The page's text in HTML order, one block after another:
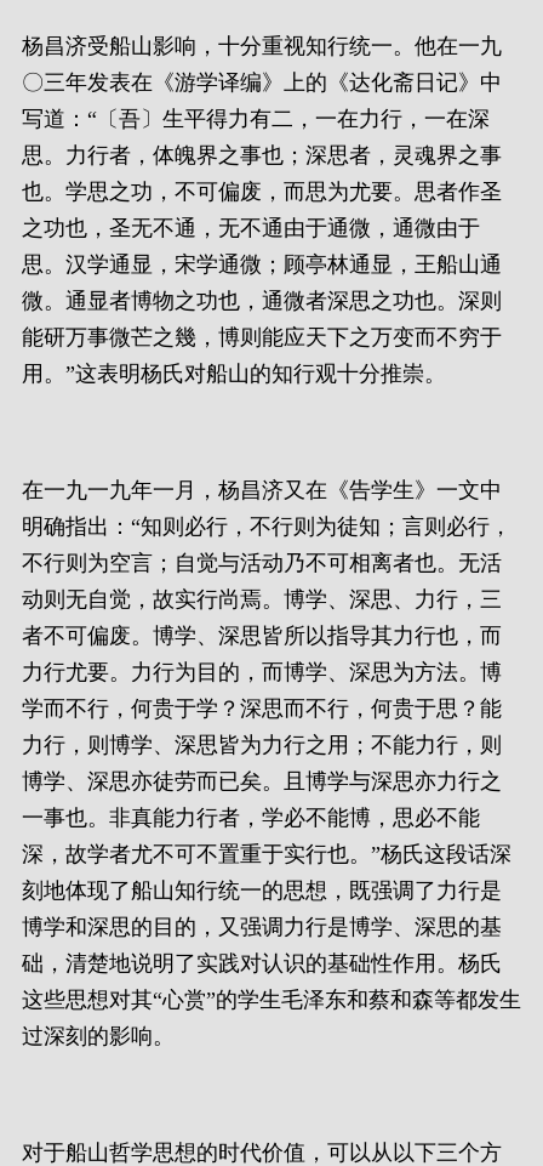
杨昌济受船山影响，十分重视知行统一。他在一九
〇三年发表在《游学译编》上的《达化斋日记》中
写道：“〔吾〕生平得力有二，一在力行，一在深
思。力行者，体魄界之事也；深思者，灵魂界之事
也。学思之功，不可偏废，而思为尤要。思者作圣
之功也，圣无不通，无不通由于通微，通微由于
思。汉学通显，宋学通微；顾亭林通显，王船山通
微。通显者博物之功也，通微者深思之功也。深则
能研万事微芒之幾，博则能应天下之万变而不穷于
用。”这表明杨氏对船山的知行观十分推崇。
在一九一九年一月，杨昌济又在《告学生》一文中
明确指出：“知则必行，不行则为徒知；言则必行，
不行则为空言；自觉与活动乃不可相离者也。无活
动则无自觉，故实行尚焉。博学、深思、力行，三
者不可偏废。博学、深思皆所以指导其力行也，而
力行尤要。力行为目的，而博学、深思为方法。博
学而不行，何贵于学？深思而不行，何贵于思？能
力行，则博学、深思皆为力行之用；不能力行，则
博学、深思亦徒劳而已矣。且博学与深思亦力行之
一事也。非真能力行者，学必不能博，思必不能
深，故学者尤不可不置重于实行也。”杨氏这段话深
刻地体现了船山知行统一的思想，既强调了力行是
博学和深思的目的，又强调力行是博学、深思的基
础，清楚地说明了实践对认识的基础性作用。杨氏
这些思想对其“心赏”的学生毛泽东和蔡和森等都发生
过深刻的影响。
对于船山哲学思想的时代价值，可以从以下三个方